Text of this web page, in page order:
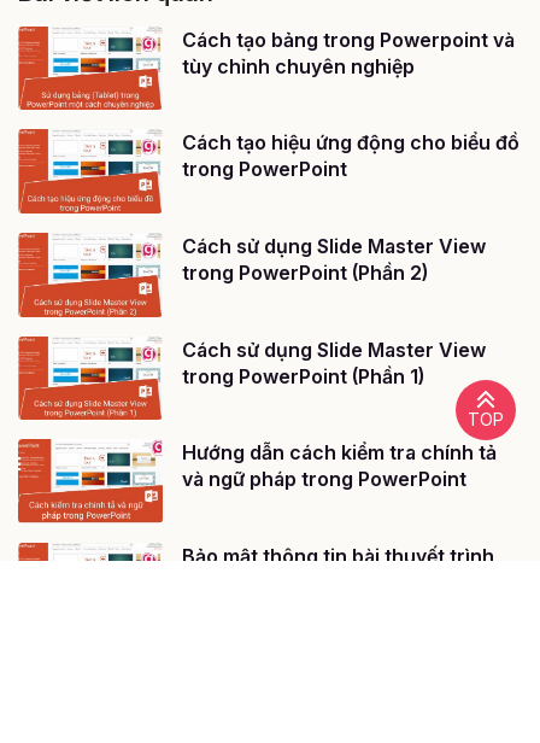
Cách tạo bảng trong Powerpoint và
tùy chỉnh chuyên nghiệp
Cách tạo hiệu ứng động cho biểu đồ
trong PowerPoint
Cách sử dụng Slide Master View
trong PowerPoint (Phần 2)
Cách sử dụng Slide Master View
trong PowerPoint (Phần 1)
Hướng dẫn cách kiểm tra chính tả
và ngữ pháp trong PowerPoint
Bảo mật thông tin bài thuyết trình
TOP